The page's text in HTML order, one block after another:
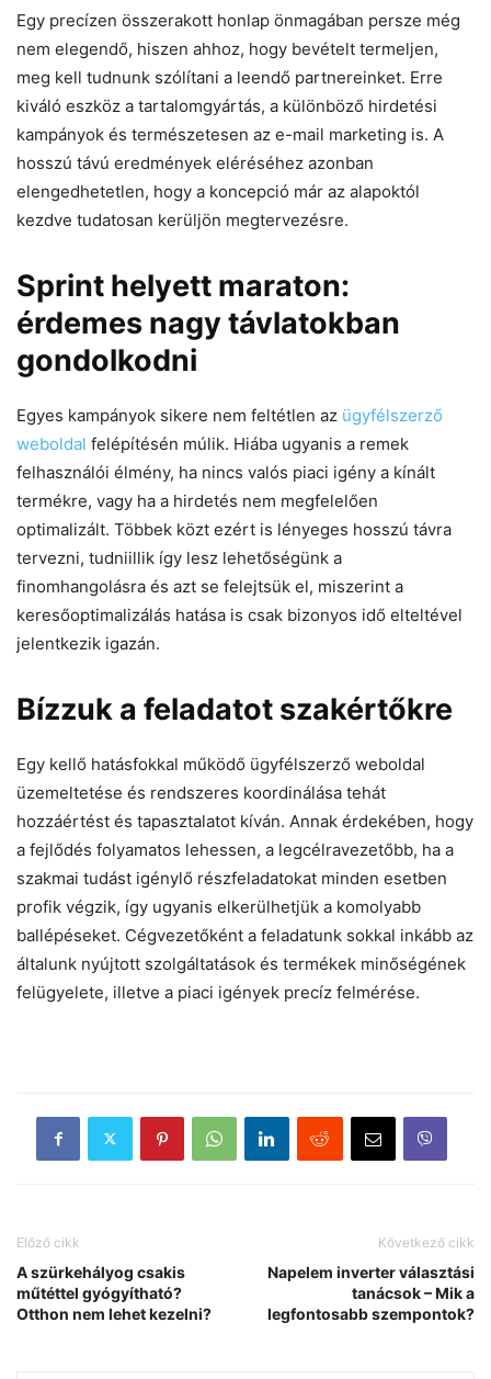
Egy precízen összerakott honlap önmagában persze még
nem elegendő, hiszen ahhoz, hogy bevételt termeljen,
meg kell tudnunk szólítani a leendő partnereinket. Erre
kiváló eszköz a tartalomgyártás, a különböző hirdetési
kampányok és természetesen az e-mail marketing is. A
hosszú távú eredmények eléréséhez azonban
elengedhetetlen, hogy a koncepció már az alapoktól
kezdve tudatosan kerüljön megtervezésre.
Sprint helyett maraton:
érdemes nagy távlatokban
gondolkodni
Egyes kampányok sikere nem feltétlen az ügyfélszerző
weboldal felépítésén múlik. Hiába ugyanis a remek
felhasználói élmény, ha nincs valós piaci igény a kínált
termékre, vagy ha a hirdetés nem megfelelően
optimalizált. Többek közt ezért is lényeges hosszú távra
tervezni, tudniillik így lesz lehetőségünk a
finomhangolásra és azt se felejtsük el, miszerint a
keresőoptimalizálás hatása is csak bizonyos idő elteltével
jelentkezik igazán.
Bízzuk a feladatot szakértőkre
Egy kellő hatásfokkal működő ügyfélszerző weboldal
üzemeltetése és rendszeres koordinálása tehát
hozzáértést és tapasztalatot kíván. Annak érdekében, hogy
a fejlődés folyamatos lehessen, a legcélravezetőbb, ha a
szakmai tudást igénylő részfeladatokat minden esetben
profik végzik, így ugyanis elkerülhetjük a komolyabb
ballépéseket. Cégvezetőként a feladatunk sokkal inkább az
általunk nyújtott szolgáltatások és termékek minőségének
felügyelete, illetve a piaci igények precíz felmérése.
Előző cikk
A szürkehályog csakis
műtéttel gyógyítható?
Otthon nem lehet kezelni?
Következő cikk
Napelem inverter választási
tanácsok – Mik a
legfontosabb szempontok?